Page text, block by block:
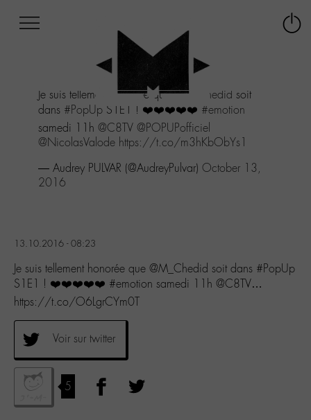
au
menu
Aller
au
Aller
Je suis tellement honorée que@M_Chedid soit
dans #PopUp S1E1 ! ❤️️❤️️❤️️❤️️❤️️ #emotion
samedi 11h @C8TV @POPUPofficiel
@NicolasValode https://t.co/m3hKbObYs1
— Audrey PULVAR (@AudreyPulvar) October 13,
2016
13.10.2016 - 08:23
Je suis tellement honorée que @M_Chedid soit dans #PopUp
S1E1 ! ❤️️❤️️❤️️❤️️❤️️ #emotion samedi 11h @C8TV…
https://t.co/O6LgrCYm0T
Voir sur twitter
5